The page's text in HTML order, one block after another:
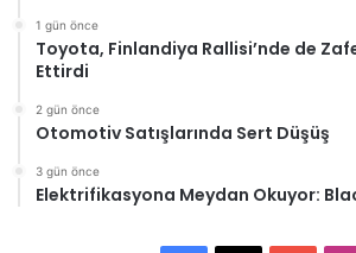
1 gün önce
Toyota, Finlandiya Rallisi’nde de
Ettirdi
2 gün önce
Otomotiv Satışlarında Sert Düşüş
3 gün önce
Elektrifikasyona Meydan Okuyor: